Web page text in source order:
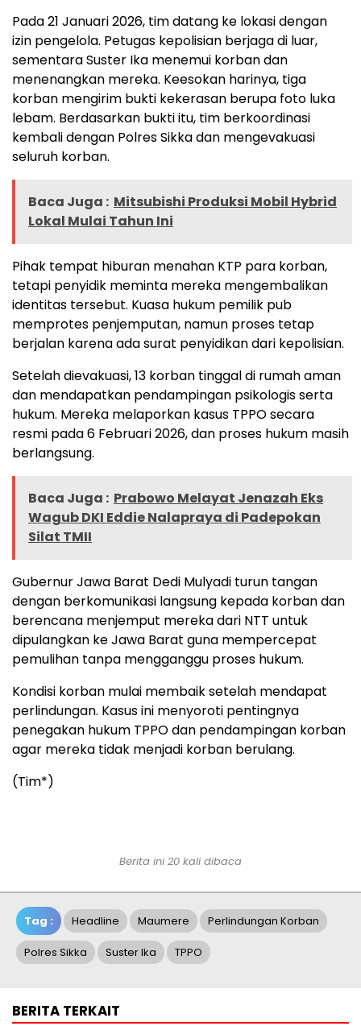
Pada 21 Januari 2026, tim datang ke lokasi dengan
izin pengelola. Petugas kepolisian berjaga di luar,
sementara Suster Ika menemui korban dan
menenangkan mereka. Keesokan harinya, tiga
korban mengirim bukti kekerasan berupa foto luka
lebam. Berdasarkan bukti itu, tim berkoordinasi
kembali dengan Polres Sikka dan mengevakuasi
seluruh korban.
Baca Juga : Mitsubishi Produksi Mobil Hybrid
Lokal Mulai Tahun Ini
Pihak tempat hiburan menahan KTP para korban,
tetapi penyidik meminta mereka mengembalikan
identitas tersebut. Kuasa hukum pemilik pub
memprotes penjemputan, namun proses tetap
berjalan karena ada surat penyidikan dari kepolisian.
Setelah dievakuasi, 13 korban tinggal di rumah aman
dan mendapatkan pendampingan psikologis serta
hukum. Mereka melaporkan kasus TPPO secara
resmi pada 6 Februari 2026, dan proses hukum masih
berlangsung.
Baca Juga : Prabowo Melayat Jenazah Eks
Wagub DKI Eddie Nalapraya di Padepokan
Silat TMII
Gubernur Jawa Barat Dedi Mulyadi turun tangan
dengan berkomunikasi langsung kepada korban dan
berencana menjemput mereka dari NTT untuk
dipulangkan ke Jawa Barat guna mempercepat
pemulihan tanpa mengganggu proses hukum.
Kondisi korban mulai membaik setelah mendapat
perlindungan. Kasus ini menyoroti pentingnya
penegakan hukum TPPO dan pendampingan korban
agar mereka tidak menjadi korban berulang.
(Tim*)
Berita ini 20 kali dibaca
Tag : Headline Maumere Perlindungan Korban
Polres Sikka Suster Ika TPPO
BERITA TERKAIT